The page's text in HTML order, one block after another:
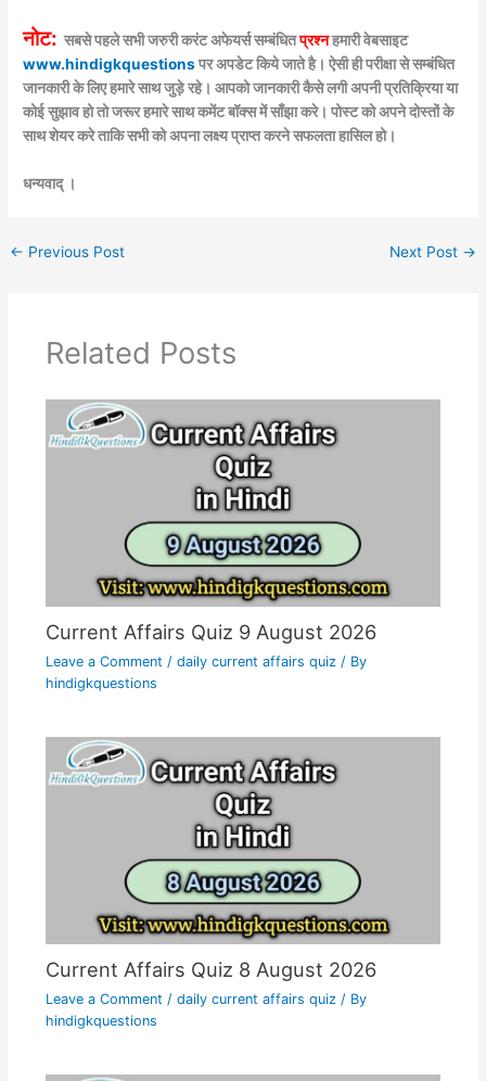
नोट: सबसे पहले सभी जरुरी करंट अफेयर्स सम्बंधितप्रश्नहमारी वेबसाइट
www.hindigkquestionsपर अपडेट किये जाते है। ऐसी ही परीक्षा से सम्बंधित
जानकारी के लिए हमारे साथ जुड़े रहे। आपको जानकारी कैसे लगी अपनी प्रतिक्रिया या
कोई सुझाव हो तो जरूर हमारे साथ कमेंट बॉक्स में साँझा करे। पोस्ट को अपने दोस्तों के
साथ शेयर करे ताकि सभी को अपना लक्ष्य प्राप्त करने सफलता हासिल हो।
धन्यवाद् ।
← Previous Post Next Post →
Related Posts
Current Affairs Quiz 9 August 2026
Leave a Comment / daily current affairs quiz/ By
hindigkquestions
Current Affairs Quiz 8 August 2026
Leave a Comment / daily current affairs quiz/ By
hindigkquestions